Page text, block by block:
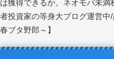
は獲得できるか。ネオモバ未
者投資家の等身大ブログ運営
春ブタ野郎～】